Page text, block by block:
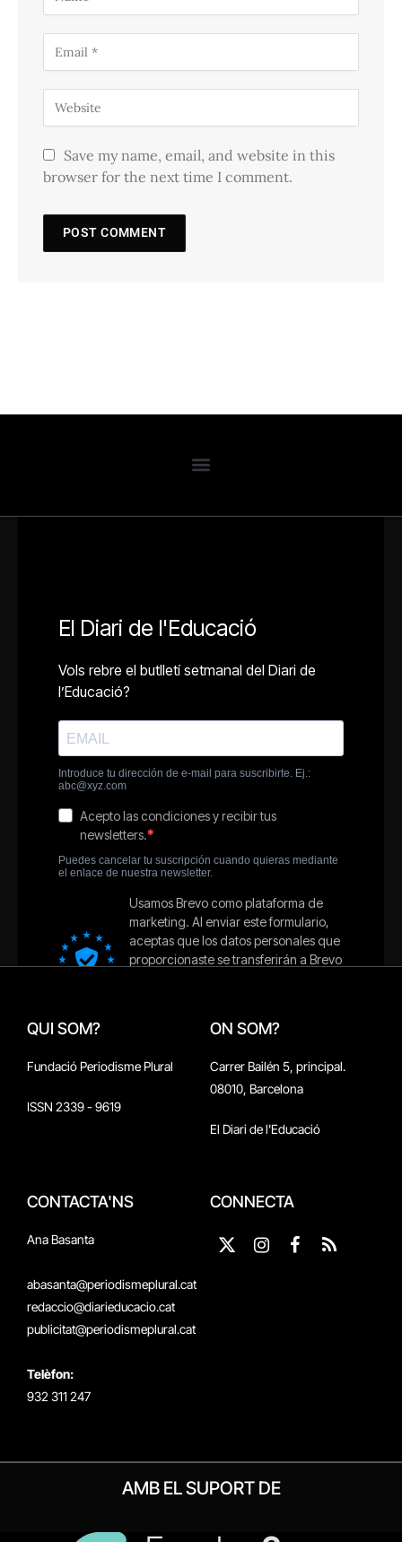
Save my name, email, and website in this
browser for the next time I comment.
QUI SOM?
Fundació Periodisme Plural
ISSN 2339 - 9619
ON SOM?
Carrer Bailén 5, principal.
08010, Barcelona
El Diari de l'Educació
CONTACTA'NS
Ana Basanta
abasanta@periodismeplural.cat
redaccio@diarieducacio.cat
publicitat@periodismeplural.cat
Telèfon:
932 311 247
CONNECTA
X
Instagram
Facebook
RSS
AMB EL SUPORT DE